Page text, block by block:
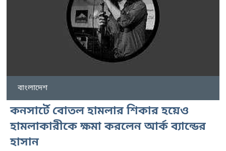
বাংলাদেশ
কনসার্টে বোতল হামলার শিকার হয়েও
হামলাকারীকে ক্ষমা করলেন আর্ক ব্যান্ডের
হাসান